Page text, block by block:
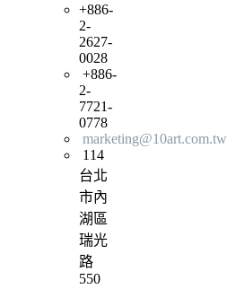
+886-
2-
2627-
0028
+886-
2-
7721-
0778
marketing@10art.com.tw
114
台北
市內
湖區
瑞光
路
550